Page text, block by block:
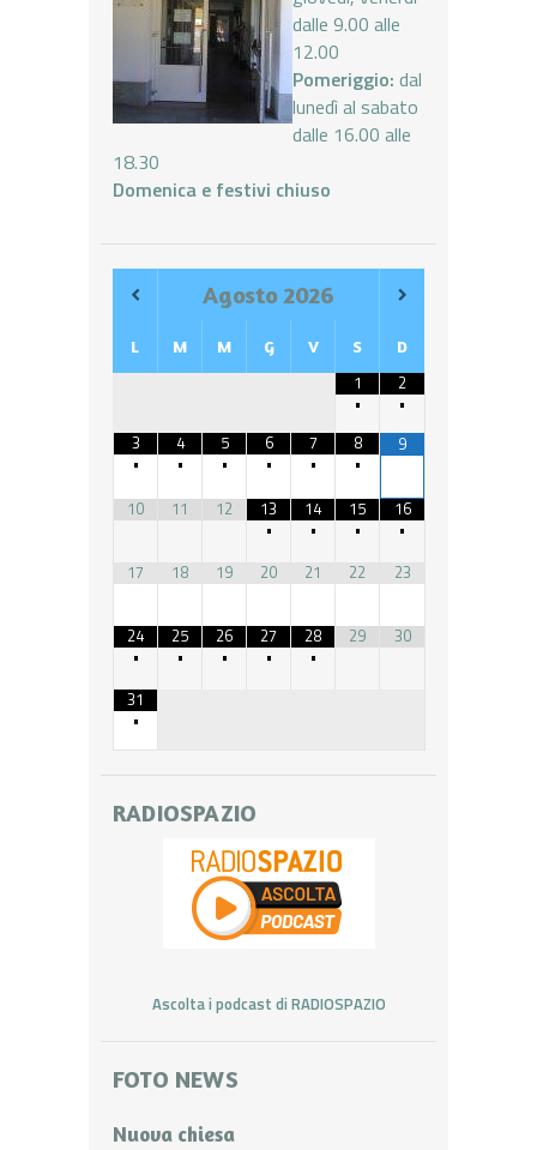
dalle 9.00 alle
12.00
Pomeriggio: dal
lunedì al sabato
dalle 16.00 alle
18.30
Domenica e festivi chiuso
Agosto2026
L M M G V S D
1
•
2
•
3
•
4
•
5
•
6
•
7
•
8
•
9
10 11 12
13
•
14
•
15
•
16
•
17
18 19 20 21 22 23
24
•
25
•
26
•
27
•
28
•
29 30
31
•
RADIOSPAZIO
Ascolta i podcast di RADIOSPAZIO
FOTO NEWS
Nuova chiesa